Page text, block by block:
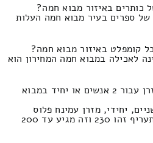
כותרים באיזור מבוא חמה?
ספרים בעיר מבוא חמה העלות
קומפלט באיזור מבוא חמה?
לאכילה במבוא חמה המחירון הוא
כמה תשלמו על הובלה של מזרן עבור 2 אנשים או יחיד במבוא
יחידי, מזרן עמינח פלוס
עבודת סחיבה במבוא חמה התעריף זהו 230 וזה מגיע עד 200